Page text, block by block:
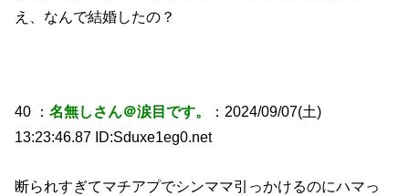
え、なんで結婚したの？
40 ：名無しさん＠涙目です。
：2024/09/07(土)
13:23:46.87 ID:Sduxe1eg0.net
断られすぎてマチアプでシンママ引っかけるのにハマっ